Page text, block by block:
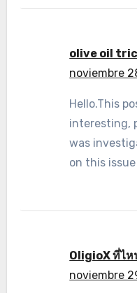
olive oil
noviembre
Hello.This
interesting,
was
on this
OligioX ที่ไห
noviembre